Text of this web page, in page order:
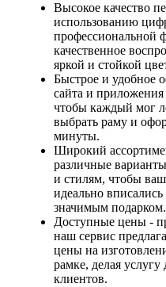
Высокое качество
использованию
профессиональной
качественное
яркой и стойкой
Быстрое и удобное
сайта и приложения
чтобы каждый мог
выбрать раму и
минуты.
Широкий
различные
и стилям, чтобы
идеально
значимым подарком.
Доступные цены -
наш сервис
цены на
рамке, делая
клиентов.